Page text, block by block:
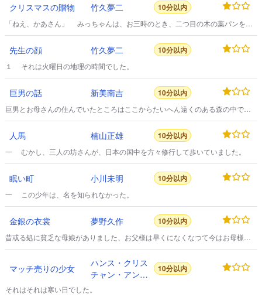
クリスマスの贈物 竹久夢二 10分以内
「ねえ、かあさん」 みっちゃんは、お三時のとき、二つ目の木の葉パンを半
先生の顔 竹久夢二 10分以内
１ それは火曜日の地理の時間でした。
巨男の話 新美南吉 10分以内
巨男とお母さんの住んでいたところはここからたいへん遠くのある森の中でし
人馬 楠山正雄 10分以内
一 むかし、三人の坊さんが、日本の国中を方々修行して歩いていました。
眠い町 小川未明 10分以内
一 この少年は、名を知られなかった。
金銀の衣裳 夢野久作 10分以内
昔或る処に貧乏な母娘がありました、お父様は早くになくなつて今はお母様と
の賃金を貰つて来てやつと細い煙を立てゝ居りました。
マッチ売りの少女
ハンス・クリス
チャン・アンデ
10分以内
それはそれは寒い日でした。